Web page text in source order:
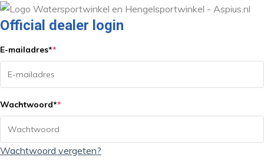
Official dealer login
E-mailadres**
Wachtwoord**
Wachtwoord vergeten?